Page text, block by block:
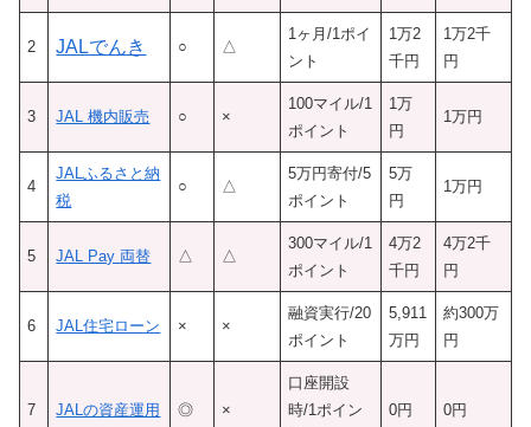
2 JALでんき ○ △
1ヶ月/1ポイ
ント
1万2
千円
1万2千
円
3 JAL 機内販売 ○ ×
100マイル/1
ポイント
1万
円
1万円
4
JALふるさと納
税
○ △
5万円寄付/5
ポイント
5万
円
1万円
5 JAL Pay 両替 △ △
300マイル/1
ポイント
4万2
千円
4万2千
円
6 JAL住宅ローン × ×
融資実行/20
ポイント
5,911
万円
約300万
円
7 JALの資産運用 ◎ ×
口座開設
時/1ポイン
0円 0円